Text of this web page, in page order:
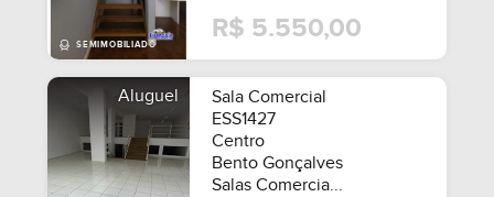
R$ 5.550,00
Aluguel
Sala Comercial
ESS1427
Centro
Bento Gonçalves
Salas Comercia...